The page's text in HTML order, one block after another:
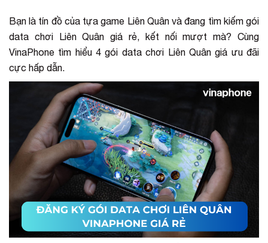
Bạn là tín đồ của tựa game Liên Quân và đang tìm kiếm gói
data chơi Liên Quân giá rẻ, kết nối mượt mà? Cùng
VinaPhone tìm hiểu 4 gói data chơi Liên Quân giá ưu đãi
cực hấp dẫn.